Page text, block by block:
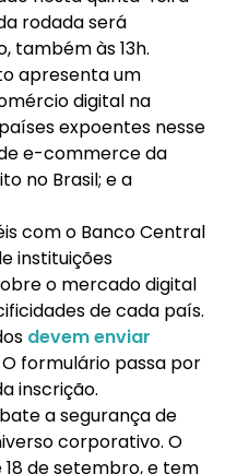
rodada será
também às 13h.
apresenta um
digital na
expoentes nesse
e-commerce da
no Brasil; e a
com o Banco Central
instituições
o mercado digital
de cada país.
devem enviar
O formulário passa por
inscrição.
a segurança de
corporativo. O
de setembro, e tem